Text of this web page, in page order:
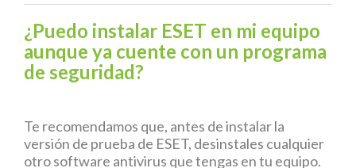
¿Puedo instalar ESET en mi equipo
aunque ya cuente con un programa
de seguridad?
Te recomendamos que, antes de instalar la
versión de prueba de ESET, desinstales cualquier
otro software antivirus que tengas en tu equipo.